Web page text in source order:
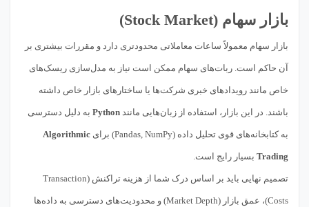
بازار سهام (Stock Market)
بازار سهام معمولاً ساعات معاملاتی محدودتری دارد و مقررات بیشتری بر
آن حاکم است. ربات‌های سهام ممکن است نیاز به مدل‌سازی ریسک‌های
خاص مانند رویدادهای خبری شرکت‌ها یا ساختارهای بازار خاص داشته
باشند. در این بازار، استفاده از زبان‌هایی مانند Python به دلیل دسترسی
به کتابخانه‌های قوی تحلیل داده (Pandas, NumPy) برای Algorithmic
Trading بسیار رایج است.
تصمیم نهایی باید بر اساس درک شما از هزینه تراکنش (Transaction
Costs)، عمق بازار (Market Depth) و محدودیت‌های دسترسی به داده‌ها